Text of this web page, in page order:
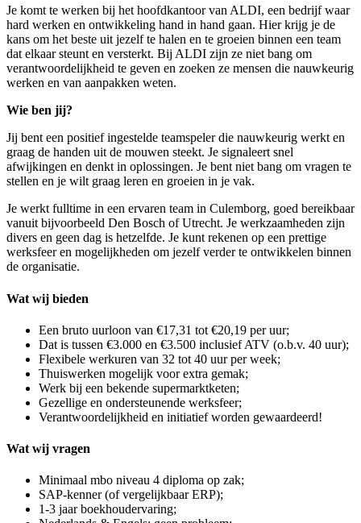
Je komt te werken bij het hoofdkantoor van ALDI, een bedrijf waar
hard werken en ontwikkeling hand in hand gaan. Hier krijg je de
kans om het beste uit jezelf te halen en te groeien binnen een team
dat elkaar steunt en versterkt. Bij ALDI zijn ze niet bang om
verantwoordelijkheid te geven en zoeken ze mensen die nauwkeurig
werken en van aanpakken weten.
Wie ben jij?
Jij bent een positief ingestelde teamspeler die nauwkeurig werkt en
graag de handen uit de mouwen steekt. Je signaleert snel
afwijkingen en denkt in oplossingen. Je bent niet bang om vragen te
stellen en je wilt graag leren en groeien in je vak.
Je werkt fulltime in een ervaren team in Culemborg, goed bereikbaar
vanuit bijvoorbeeld Den Bosch of Utrecht. Je werkzaamheden zijn
divers en geen dag is hetzelfde. Je kunt rekenen op een prettige
werksfeer en mogelijkheden om jezelf verder te ontwikkelen binnen
de organisatie.
Wat wij bieden
Een bruto uurloon van €17,31 tot €20,19 per uur;
Dat is tussen €3.000 en €3.500 inclusief ATV (o.b.v. 40 uur);
Flexibele werkuren van 32 tot 40 uur per week;
Thuiswerken mogelijk voor extra gemak;
Werk bij een bekende supermarktketen;
Gezellige en ondersteunende werksfeer;
Verantwoordelijkheid en initiatief worden gewaardeerd!
Wat wij vragen
Minimaal mbo niveau 4 diploma op zak;
SAP-kenner (of vergelijkbaar ERP);
1-3 jaar boekhoudervaring;